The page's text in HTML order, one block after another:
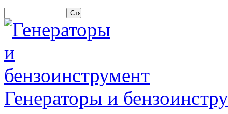
Генераторы и